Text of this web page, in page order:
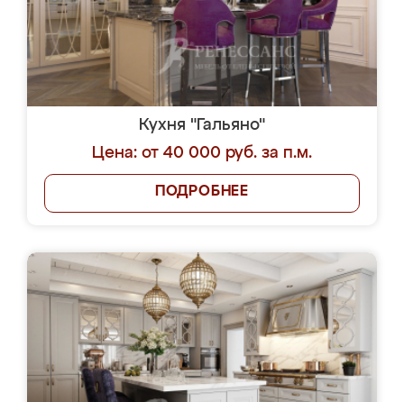
Кухня "Гальяно"
Цена: от 40 000 руб. за п.м.
ПОДРОБНЕЕ